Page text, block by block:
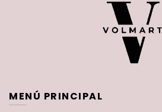
MENÚ PRINCIPAL